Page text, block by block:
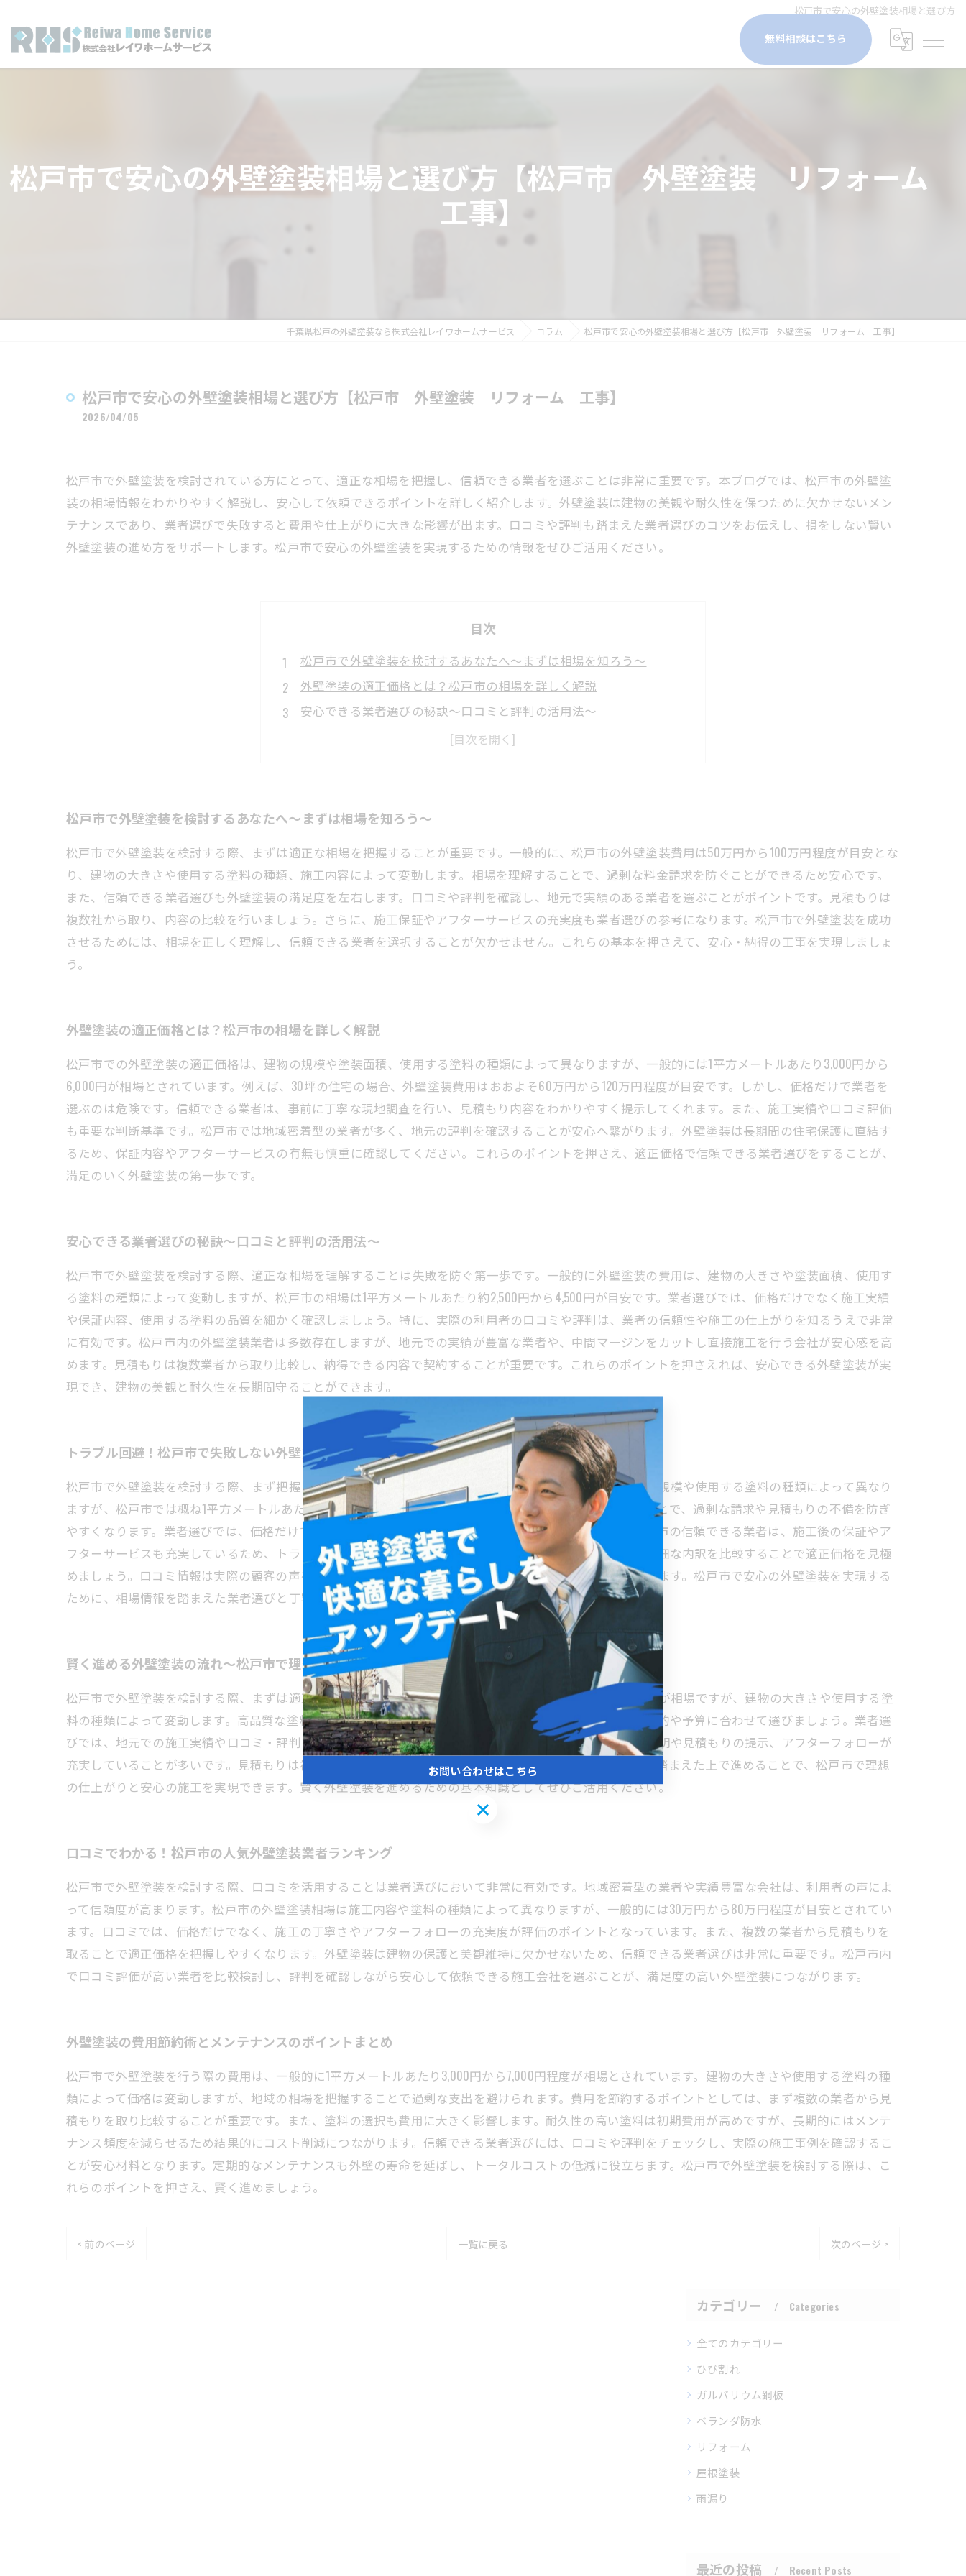
松戸市で安心の外壁塗装相場と選び方
無料相談はこちら
松戸市で安心の外壁塗装相場と選び方【松戸市 外壁塗装 リフォーム
工事】
千葉県松戸の外壁塗装なら株式会社レイワホームサービス コラム 松戸市で安心の外壁塗装相場と選び方【松戸市 外壁塗装 リフォーム 工事】
松戸市で安心の外壁塗装相場と選び方【松戸市 外壁塗装 リフォーム 工事】
2026/04/05
松戸市で外壁塗装を検討されている方にとって、適正な相場を把握し、信頼できる業者を選ぶことは非常に重要です。本ブログでは、松戸市の外壁塗
装の相場情報をわかりやすく解説し、安心して依頼できるポイントを詳しく紹介します。外壁塗装は建物の美観や耐久性を保つために欠かせないメン
テナンスであり、業者選びで失敗すると費用や仕上がりに大きな影響が出ます。口コミや評判も踏まえた業者選びのコツをお伝えし、損をしない賢い
外壁塗装の進め方をサポートします。松戸市で安心の外壁塗装を実現するための情報をぜひご活用ください。
目次
松戸市で外壁塗装を検討するあなたへ〜まずは相場を知ろう〜
外壁塗装の適正価格とは？松戸市の相場を詳しく解説
安心できる業者選びの秘訣〜口コミと評判の活用法〜
トラブル回避！松戸市で失敗しない外壁塗装業者の選び方
外壁塗装の費用節約術とメンテナンスのポイントまとめ
松戸市で外壁塗装を検討するあなたへ〜まずは相場を知ろう〜
松戸市で外壁塗装を検討する際、まずは適正な相場を把握することが重要です。一般的に、松戸市の外壁塗装費用は50万円から100万円程度が目安とな
り、建物の大きさや使用する塗料の種類、施工内容によって変動します。相場を理解することで、過剰な料金請求を防ぐことができるため安心です。
また、信頼できる業者選びも外壁塗装の満足度を左右します。口コミや評判を確認し、地元で実績のある業者を選ぶことがポイントです。見積もりは
複数社から取り、内容の比較を行いましょう。さらに、施工保証やアフターサービスの充実度も業者選びの参考になります。松戸市で外壁塗装を成功
させるためには、相場を正しく理解し、信頼できる業者を選択することが欠かせません。これらの基本を押さえて、安心・納得の工事を実現しましょ
う。
外壁塗装の適正価格とは？松戸市の相場を詳しく解説
松戸市での外壁塗装の適正価格は、建物の規模や塗装面積、使用する塗料の種類によって異なりますが、一般的には1平方メートルあたり3,000円から
6,000円が相場とされています。例えば、30坪の住宅の場合、外壁塗装費用はおおよそ60万円から120万円程度が目安です。しかし、価格だけで業者を
選ぶのは危険です。信頼できる業者は、事前に丁寧な現地調査を行い、見積もり内容をわかりやすく提示してくれます。また、施工実績や口コミ評価
も重要な判断基準です。松戸市では地域密着型の業者が多く、地元の評判を確認することが安心へ繋がります。外壁塗装は長期間の住宅保護に直結す
るため、保証内容やアフターサービスの有無も慎重に確認してください。これらのポイントを押さえ、適正価格で信頼できる業者選びをすることが、
満足のいく外壁塗装の第一歩です。
安心できる業者選びの秘訣〜口コミと評判の活用法〜
松戸市で外壁塗装を検討する際、適正な相場を理解することは失敗を防ぐ第一歩です。一般的に外壁塗装の費用は、建物の大きさや塗装面積、使用す
る塗料の種類によって変動しますが、松戸市の相場は1平方メートルあたり約2,500円から4,500円が目安です。業者選びでは、価格だけでなく施工実績
や保証内容、使用する塗料の品質を細かく確認しましょう。特に、実際の利用者の口コミや評判は、業者の信頼性や施工の仕上がりを知るうえで非常
に有効です。松戸市内の外壁塗装業者は多数存在しますが、地元での実績が豊富な業者や、中間マージンをカットし直接施工を行う会社が安心感を高
めます。見積もりは複数業者から取り比較し、納得できる内容で契約することが重要です。これらのポイントを押さえれば、安心できる外壁塗装が実
現でき、建物の美観と耐久性を長期間守ることができます。
トラブル回避！松戸市で失敗しない外壁塗装業者の選び方
松戸市で外壁塗装を検討する際、まず把握したいのが費用の相場です。一般的に、外壁塗装の費用は建物の規模や使用する塗料の種類によって異なり
ますが、松戸市では概ね1平方メートルあたり3,000円から5,000円前後が目安とされています。相場を知ることで、過剰な請求や見積もりの不備を防ぎ
やすくなります。業者選びでは、価格だけでなく施工実績や口コミ評価を参考にすることが重要です。松戸市の信頼できる業者は、施工後の保証やア
フターサービスも充実しているため、トラブル回避につながります。また、見積もりは複数社から取り、詳細な内訳を比較することで適正価格を見極
めましょう。口コミ情報は実際の顧客の声を知る上で有効で、施工品質や対応の良さを判断する材料になります。松戸市で安心の外壁塗装を実現する
ために、相場情報を踏まえた業者選びと丁寧な比較検討をおすすめします。
賢く進める外壁塗装の流れ〜松戸市で理想の仕上がりを得るために〜
松戸市で外壁塗装を検討する際、まずは適正な相場を把握することが大切です。一般的に、30〜50万円程度が相場ですが、建物の大きさや使用する塗
料の種類によって変動します。高品質な塗料を使うと耐久性が向上しますが、その分費用も上がるため、目的や予算に合わせて選びましょう。業者選
びでは、地元での施工実績や口コミ・評判を参考にすることがポイントです。信頼できる業者は、丁寧な説明や見積もりの提示、アフターフォローが
充実していることが多いです。見積もりは複数社から取り、比較検討することをおすすめします。これらを踏まえた上で進めることで、松戸市で理想
の仕上がりと安心の施工を実現できます。賢く外壁塗装を進めるための基本知識としてぜひご活用ください。
口コミでわかる！松戸市の人気外壁塗装業者ランキング
松戸市で外壁塗装を検討する際、口コミを活用することは業者選びにおいて非常に有効です。地域密着型の業者や実績豊富な会社は、利用者の声によ
って信頼度が高まります。松戸市の外壁塗装相場は施工内容や塗料の種類によって異なりますが、一般的には30万円から80万円程度が目安とされてい
ます。口コミでは、価格だけでなく、施工の丁寧さやアフターフォローの充実度が評価のポイントとなっています。また、複数の業者から見積もりを
取ることで適正価格を把握しやすくなります。外壁塗装は建物の保護と美観維持に欠かせないため、信頼できる業者選びは非常に重要です。松戸市内
で口コミ評価が高い業者を比較検討し、評判を確認しながら安心して依頼できる施工会社を選ぶことが、満足度の高い外壁塗装につながります。
外壁塗装の費用節約術とメンテナンスのポイントまとめ
松戸市で外壁塗装を行う際の費用は、一般的に1平方メートルあたり3,000円から7,000円程度が相場とされています。建物の大きさや使用する塗料の種
類によって価格は変動しますが、地域の相場を把握することで過剰な支出を避けられます。費用を節約するポイントとしては、まず複数の業者から見
積もりを取り比較することが重要です。また、塗料の選択も費用に大きく影響します。耐久性の高い塗料は初期費用が高めですが、長期的にはメンテ
ナンス頻度を減らせるため結果的にコスト削減につながります。信頼できる業者選びには、口コミや評判をチェックし、実際の施工事例を確認するこ
とが安心材料となります。定期的なメンテナンスも外壁の寿命を延ばし、トータルコストの低減に役立ちます。松戸市で外壁塗装を検討する際は、こ
れらのポイントを押さえ、賢く進めましょう。
< 前のページ 一覧に戻る 次のページ >
カテゴリー Categories
全てのカテゴリー
ひび割れ
ガルバリウム鋼板
ベランダ防水
リフォーム
屋根塗装
雨漏り
最近の投稿 Recent Posts
お問い合わせはこちら
お問い合わせはこちら